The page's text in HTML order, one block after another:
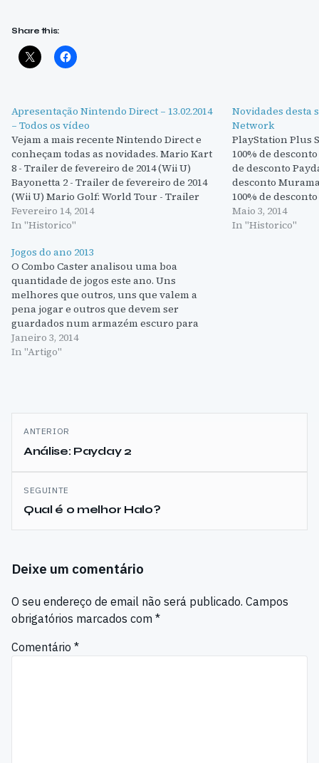
Share this:
Apresentação Nintendo Direct – 13.02.2014
– Todos os vídeo
Vejam a mais recente Nintendo Direct e
conheçam todas as novidades. Mario Kart
8 - Trailer de fevereiro de 2014 (Wii U)
Bayonetta 2 - Trailer de fevereiro de 2014
(Wii U) Mario Golf: World Tour - Trailer
(Nintendo 3DS) Kirby: Triple Deluxe -
Trailer (Nintendo 3DS) Steel…
Fevereiro 14, 2014
In "Historico"
Novidades desta
Network
PlayStation Plus
100% de
de desconto
desconto
100% de
Vita) – 100% de
Child of Light
Maio 3, 2014
In "Historico"
Jogos do ano 2013
O Combo Caster analisou uma boa
quantidade de jogos este ano. Uns
melhores que outros, uns que valem a
pena jogar e outros que devem ser
guardados num armazém escuro para
toda a eternidade e está na altura do ano
em que devemos olhar para todos os que
Janeiro 3, 2014
In "Artigo"
Navegação
de
artigos
ANTERIOR
Análise: Payday 2
SEGUINTE
Qual é o melhor Halo?
Deixe um comentário
O seu endereço de email não será publicado. Campos
obrigatórios marcados com *
Comentário *